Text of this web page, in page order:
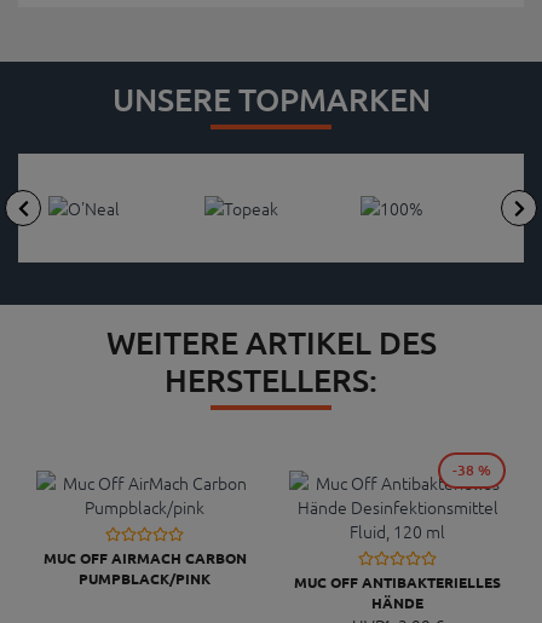
UNSERE TOPMARKEN
WEITERE ARTIKEL DES
HERSTELLERS:
MUC OFF AIRMACH CARBON
PUMPBLACK/PINK
MUC OFF ANTIBAKTERIELLES
HÄNDE
-38 %